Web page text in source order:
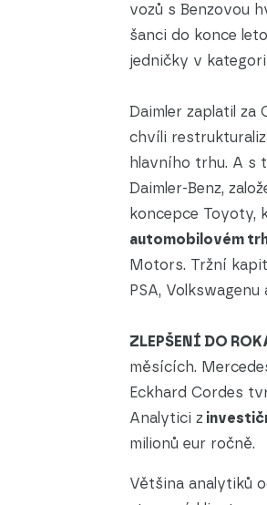
vozů s Benzovou
šanci do konce
jedničky v
Daimler zaplatil
chvíli
hlavního trhu. A s
Daimler-Benz,
koncepce Toyoty,
automobilovém
Motors. Tržní
PSA, Volkswagenu
ZLEPŠENÍ DO
měsících.
Eckhard Cordes
Analytici z
milionů eur ročně.
Většina analytiků